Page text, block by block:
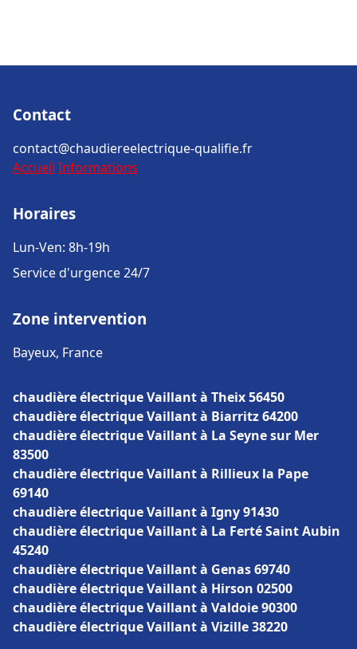
Contact
contact@chaudiereelectrique-qualifie.fr
Accueil Informations
Horaires
Lun-Ven: 8h-19h
Service d'urgence 24/7
Zone intervention
Bayeux, France
chaudière électrique Vaillant à Theix 56450
chaudière électrique Vaillant à Biarritz 64200
chaudière électrique Vaillant à La Seyne sur Mer
83500
chaudière électrique Vaillant à Rillieux la Pape
69140
chaudière électrique Vaillant à Igny 91430
chaudière électrique Vaillant à La Ferté Saint Aubin
45240
chaudière électrique Vaillant à Genas 69740
chaudière électrique Vaillant à Hirson 02500
chaudière électrique Vaillant à Valdoie 90300
chaudière électrique Vaillant à Vizille 38220